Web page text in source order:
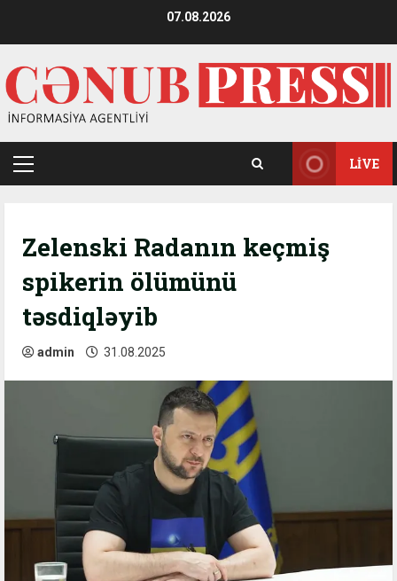
07.08.2026
Primary
LIVE
Zelenski Radanın keçmiş
spikerin ölümünü
təsdiqləyib
admin 31.08.2025